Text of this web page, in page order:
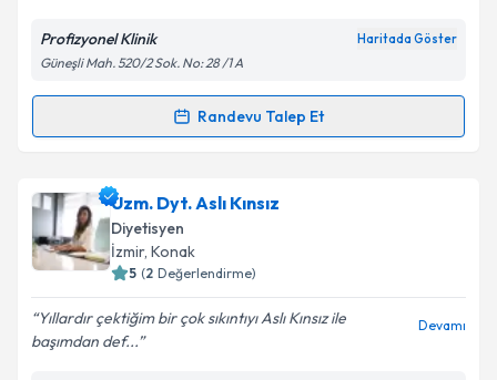
Kişisel verilerimin işlenmesine ilişkin
Aydınlatma
Metni'ni okudum ve kişisel verilerimin belirtilen
kapsamda işlenmesini kabul ediyorum.
Profizyonel Klinik Haritada Göster
Güneşli Mah. 520/2 Sok. No: 28 /1 A
Randevu Talep Et
Randevu Takvimi Talebi
Dyt. Elif Kahramaniçin randevu takvimi talebi
oluşturun. Size bu uzmandan randevu almanız için bir
takvim hazırlandığında e-posta ile bilgilendireceğiz.
Uzm. Dyt. Aslı Kınsız
Diyetisyen
İzmir, Konak
5 (2 Değerlendirme)
Yıllardır çektiğim bir çok sıkıntıyı Aslı Kınsız ile
başımdan def...
Devamı